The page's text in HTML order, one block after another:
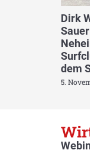
Dirk
dem
5.